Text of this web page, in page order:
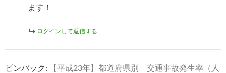
ます！
ログインして返信する
ピンバック:
【平成23年】都道府県別 交通事故発生率（人